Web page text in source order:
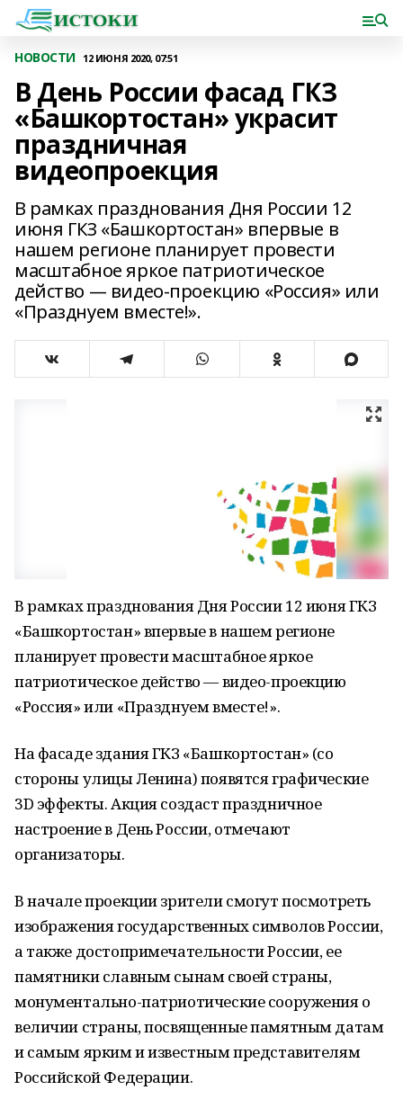
НОВОСТИ 12 ИЮНЯ 2020, 07:51
В День России фасад ГКЗ
«Башкортостан» украсит
праздничная
видеопроекция
В рамках празднования Дня России 12
июня ГКЗ «Башкортостан» впервые в
нашем регионе планирует провести
масштабное яркое патриотическое
действо — видео-проекцию «Россия» или
«Празднуем вместе!».
В рамках празднования Дня России 12 июня ГКЗ
«Башкортостан» впервые в нашем регионе
планирует провести масштабное яркое
патриотическое действо — видео-проекцию
«Россия» или «Празднуем вместе!».
На фасаде здания ГКЗ «Башкортостан» (со
стороны улицы Ленина) появятся графические
3D эффекты. Акция создаст праздничное
настроение в День России, отмечают
организаторы.
В начале проекции зрители смогут посмотреть
изображения государственных символов России,
а также достопримечательности России, ее
памятники славным сынам своей страны,
монументально-патриотические сооружения о
величии страны, посвященные памятным датам
и самым ярким и известным представителям
Российской Федерации.